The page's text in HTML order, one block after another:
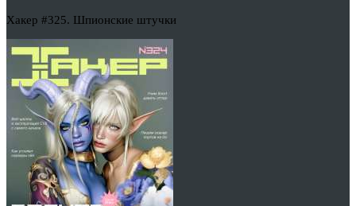
Хакер #325. Шпионские штучки